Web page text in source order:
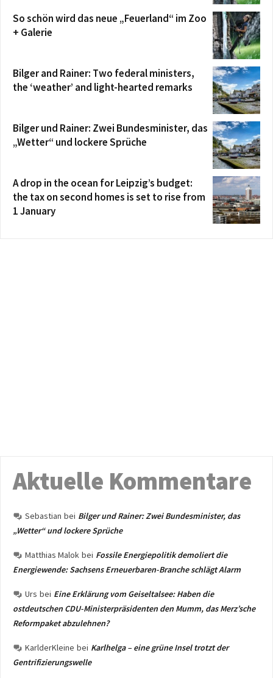
So schön wird das neue „Feuerland“ im Zoo
+ Galerie
Bilger and Rainer: Two federal ministers,
the ‘weather’ and light-hearted remarks
Bilger und Rainer: Zwei Bundesminister, das
„Wetter“ und lockere Sprüche
A drop in the ocean for Leipzig’s budget:
the tax on second homes is set to rise from
1 January
Aktuelle Kommentare
Sebastian bei Bilger und Rainer: Zwei Bundesminister, das
„Wetter“ und lockere Sprüche
Matthias Malok bei Fossile Energiepolitik demoliert die
Energiewende: Sachsens Erneuerbaren-Branche schlägt Alarm
Urs bei Eine Erklärung vom Geiseltalsee: Haben die
ostdeutschen CDU-Ministerpräsidenten den Mumm, das Merz’sche
Reformpaket abzulehnen?
KarlderKleine bei Karlhelga – eine grüne Insel trotzt der
Gentrifizierungswelle